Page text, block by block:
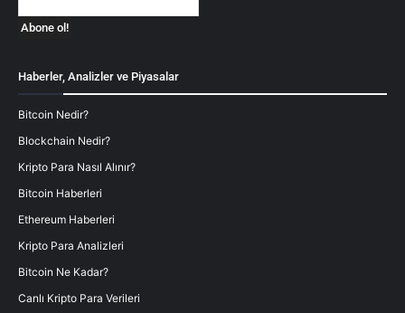
Haberler, Analizler ve Piyasalar
Bitcoin Nedir?
Blockchain Nedir?
Kripto Para Nasıl Alınır?
Bitcoin Haberleri
Ethereum Haberleri
Kripto Para Analizleri
Bitcoin Ne Kadar?
Canlı Kripto Para Verileri